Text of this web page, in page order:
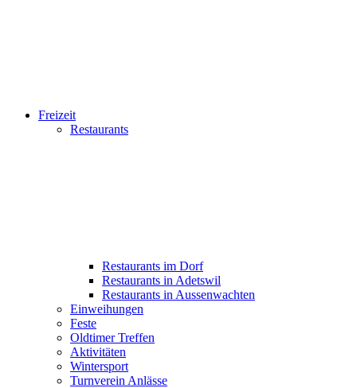
Freizeit
Restaurants
Restaurants im Dorf
Restaurants in Adetswil
Restaurants in Aussenwachten
Einweihungen
Feste
Oldtimer Treffen
Aktivitäten
Wintersport
Turnverein Anlässe